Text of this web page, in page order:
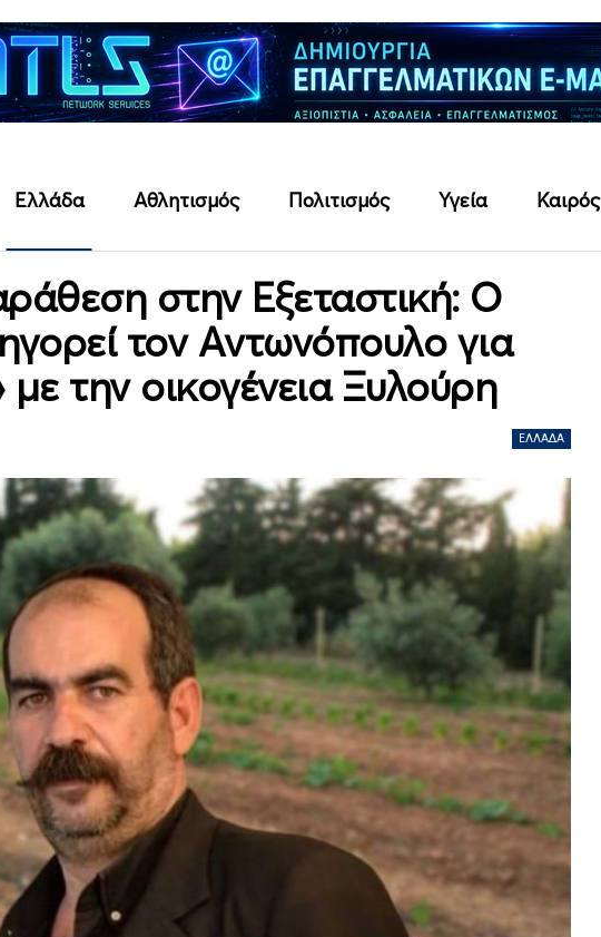
Ελλάδα Αθλητισμός Πολιτισμός Υγεία Καιρός
στην Εξεταστική: Ο
τον Αντωνόπουλο για
την οικογένεια Ξυλούρη
ΕΛΛΆΔΑ